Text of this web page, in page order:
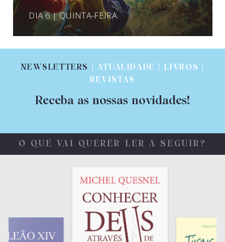
DIA 6 | QUINTA-FEIRA
NEWSLETTERS
| ATUALIDADE | LIVROS |
REVISTAS
Receba as nossas novidades!
O QUE VAI QUERER LER A SEGUIR?